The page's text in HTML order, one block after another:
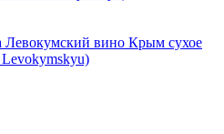
Левокумский вино Крым сухое
Levokymskyu)